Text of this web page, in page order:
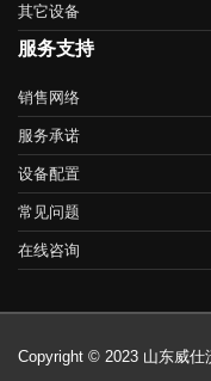
其它设备
服务支持
销售网络
服务承诺
设备配置
常见问题
在线咨询
Copyright © 2023 山东威仕